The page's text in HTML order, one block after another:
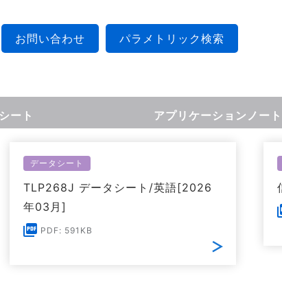
お問い合わせ パラメトリック検索
ート アプリケーションノート
データシート
TLP268J データシート/英語[2026
年03月]
PDF: 591KB